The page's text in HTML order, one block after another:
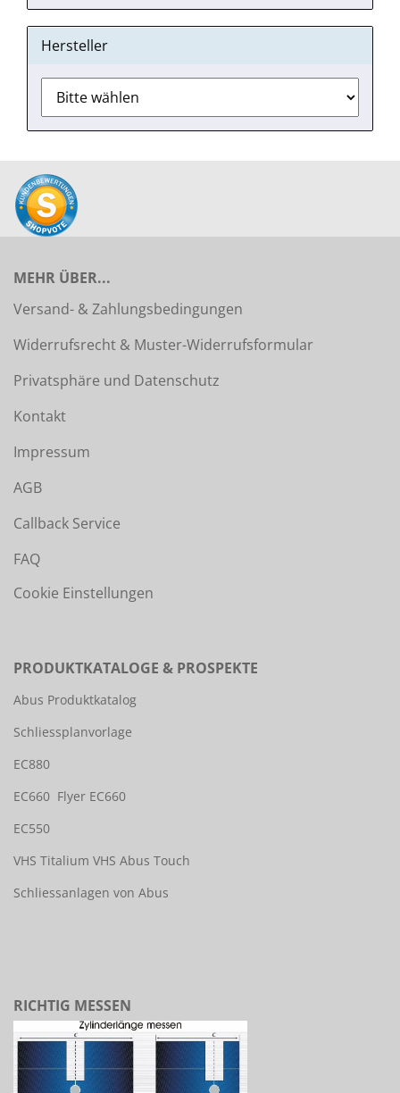
Hersteller
MEHR ÜBER...
Versand- & Zahlungsbedingungen
Widerrufsrecht & Muster-Widerrufsformular
Privatsphäre und Datenschutz
Kontakt
Impressum
AGB
Callback Service
FAQ
Cookie Einstellungen
PRODUKTKATALOGE & PROSPEKTE
Abus Produktkatalog
Schliessplanvorlage
EC880
EC660 Flyer EC660
EC550
VHS Titalium VHS Abus Touch
Schliessanlagen von Abus
RICHTIG MESSEN